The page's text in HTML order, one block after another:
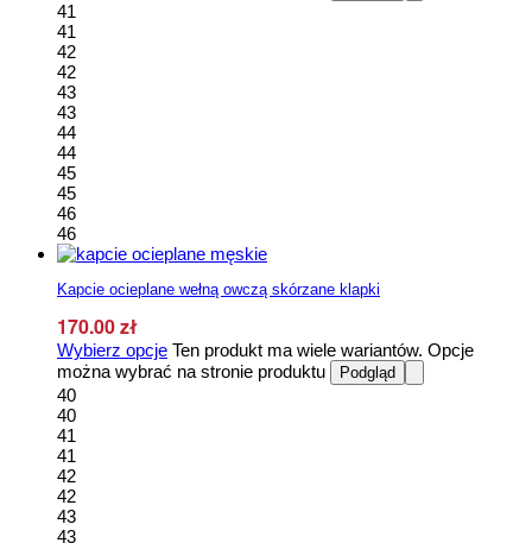
41
41
42
42
43
43
44
44
45
45
46
46
Kapcie ocieplane wełną owczą skórzane klapki
170.00zł
Wybierz opcje Ten produkt ma wiele wariantów. Opcje
można wybrać na stronie produktu
Podgląd
40
40
41
41
42
42
43
43